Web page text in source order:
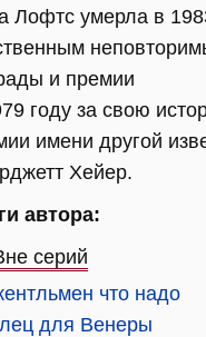
Лофтс умерла в
и премии
году за свою
имени другой
Хейер.
автора:
серий
что надо
для Венеры